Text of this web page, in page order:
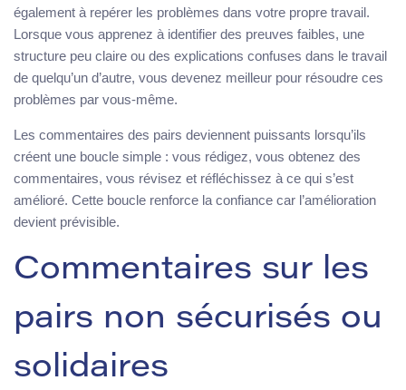
également à repérer les problèmes dans votre propre travail.
Lorsque vous apprenez à identifier des preuves faibles, une
structure peu claire ou des explications confuses dans le travail
de quelqu’un d’autre, vous devenez meilleur pour résoudre ces
problèmes par vous-même.
Les commentaires des pairs deviennent puissants lorsqu’ils
créent une boucle simple : vous rédigez, vous obtenez des
commentaires, vous révisez et réfléchissez à ce qui s’est
amélioré. Cette boucle renforce la confiance car l’amélioration
devient prévisible.
Commentaires sur les
pairs non sécurisés ou
solidaires